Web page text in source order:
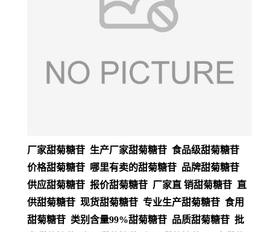
厂家甜菊糖苷 生产厂家甜菊糖苷 食品级甜菊糖苷
价格甜菊糖苷 哪里有卖的甜菊糖苷 品牌甜菊糖苷
供应甜菊糖苷 报价甜菊糖苷 厂家直 销甜菊糖苷 直
供甜菊糖苷 现货甜菊糖苷 专业生产甜菊糖苷 食用
甜菊糖苷 类别含量99%甜菊糖苷 品质甜菊糖苷 批